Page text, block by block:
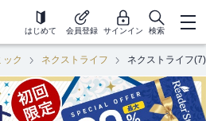
はじめて 会員登録 サインイン 検索
ック ネクストライフ ネクストライフ(7)